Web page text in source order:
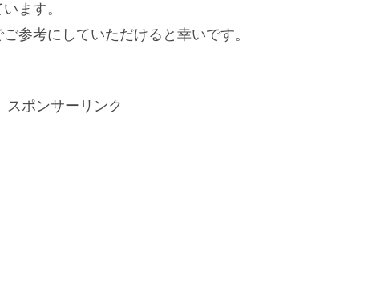
ます。
参考にしていただけると幸いです。
スポンサーリンク